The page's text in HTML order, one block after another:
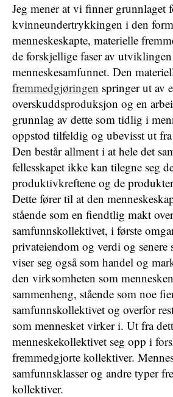
Jeg mener at vi finner grunnlaget
kvinneundertrykkingen i den
menneskeskapte, materielle
de forskjellige faser av
menneskesamfunnet. Den
fremmedgjøringen springer ut av
overskuddsproduksjon og en
grunnlag av dette som tidlig i
oppstod tilfeldig og ubevisst ut
Den består allment i at hele det
fellesskapet ikke kan tilegne seg
produktivkreftene og de
Dette fører til at den
stående som en fiendtlig makt
samfunnskollektivet, i første
privateiendom og verdi og senere
viser seg også som handel og
den virksomheten som
sammenheng, stående som noe
samfunnskollektivet og overfor
som mennesket virker i. Ut fra
menneskekollektivet seg opp i
fremmedgjorte kollektiver.
samfunnsklasser og andre typer
kollektiver.